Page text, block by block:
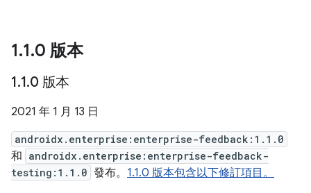
1.1.0 版本
1.1.0 版本
2021 年 1 月 13 日
androidx.enterprise:enterprise-feedback:1.1.0
和 androidx.enterprise:enterprise-feedback-
testing:1.1.0 發布。 1.1.0 版本包含以下修訂項目。